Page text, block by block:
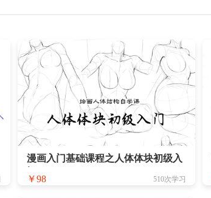
漫画入门基础课程之人体体块初级入
￥98 510次学习